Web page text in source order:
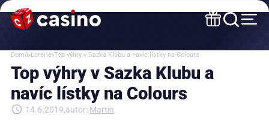
Domů Loterie Top výhry v Sazka Klubu a navíc lístky na Colours
Top výhry v Sazka Klubu a
navíc lístky na Colours
14.6.2019 autor: Martin